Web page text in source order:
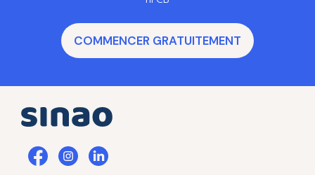
COMMENCER GRATUITEMENT